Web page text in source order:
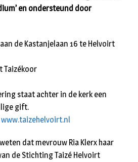
en ondersteund door
de Kastanjelaan 16 te Helvoirt
Taizékoor
staat achter in de kerk een
gift.
www.taizehelvoirt.nl
dat mevrouw Ria Klerx haar
de Stichting Taizé Helvoirt